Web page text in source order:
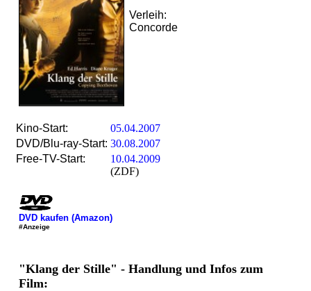
Verleih:
Concorde
Kino-Start:
05.04.2007
DVD/Blu-ray-Start: 30.08.2007
Free-TV-Start:
10.04.2009
(ZDF)
DVD kaufen (Amazon)
#Anzeige
"Klang der Stille" - Handlung und Infos zum
Film: